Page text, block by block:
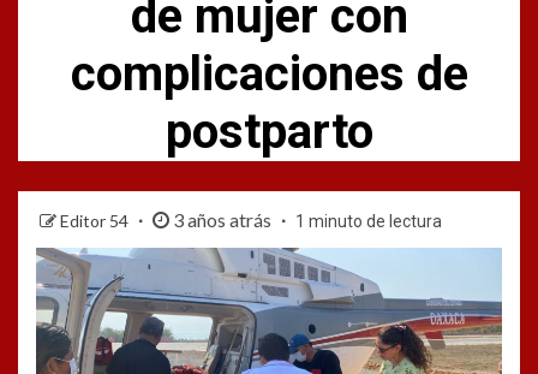
de mujer con
complicaciones de
postparto
Editor 54 3 años atrás 1 minuto de lectura